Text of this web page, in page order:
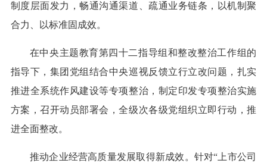
制度层面发力，畅通沟通渠道、疏通业务链条，以机制聚
合力、以标准固成效。
在中央主题教育第四十二指导组和整改整治工作组的
指导下，集团党组结合中央巡视反馈立行立改问题，扎实
推进全系统作风建设等专项整治，制定印发专项整治实施
方案，召开动员部署会，全级次各级党组织立即行动，推
进全面整改。
推动企业经营高质量发展取得新成效。针对“上市公司